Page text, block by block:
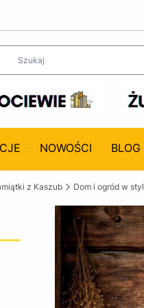
NOWOŚCI BLOG
z Kaszub Dom i ogród w